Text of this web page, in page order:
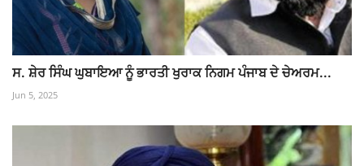
ਸ. ਸ਼ੇਰ ਸਿੰਘ ਘੁਬਾਇਆ ਨੂੰ ਭਾਰਤੀ ਖੁਰਾਕ ਨਿਗਮ ਪੰਜਾਬ ਦੇ ਚੇਅਰਮ...
Jun 5, 2025